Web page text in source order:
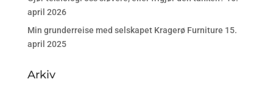
april 2026
Min grunderreise med selskapet Kragerø Furniture 15.
april 2025
Arkiv